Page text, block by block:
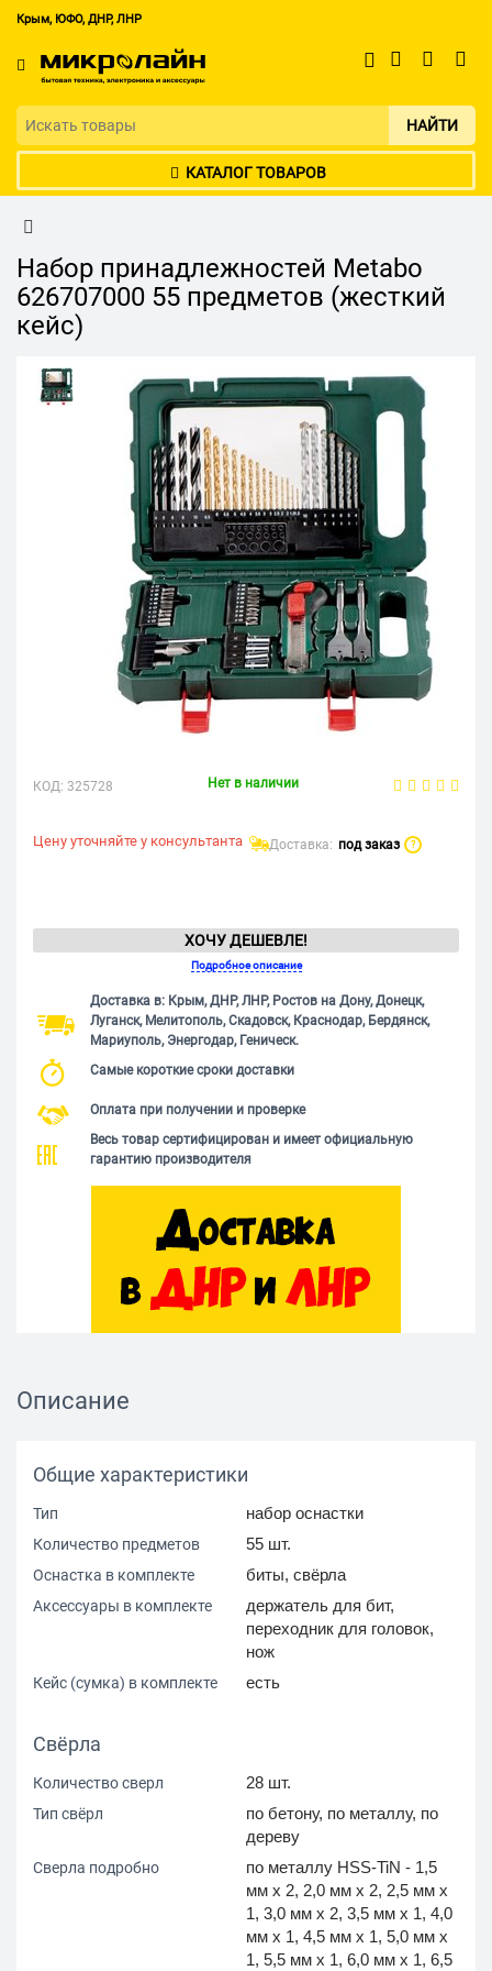
Крым, ЮФО, ДНР, ЛНР
НАЙТИ
КАТАЛОГ ТОВАРОВ
Набор принадлежностей Metabo
626707000 55 предметов (жесткий
кейс)
КОД: 325728 Нет в наличии
Цену уточняйте у консультанта Доставка: под заказ ?
ХОЧУ ДЕШЕВЛЕ!
Подробное описание
Доставка в: Крым, ДНР, ЛНР, Ростов на Дону, Донецк,
Луганск, Мелитополь, Скадовск, Краснодар, Бердянск,
Мариуполь, Энергодар, Геническ.
Самые короткие сроки доставки
Оплата при получении и проверке
Весь товар сертифицирован и имеет официальную
гарантию производителя
Описание
Общие характеристики
Тип набор оснастки
Количество предметов 55 шт.
Оснастка в комплекте биты, свёрла
Аксессуары в комплекте
держатель для бит,
переходник для головок,
нож
Кейс (сумка) в комплекте есть
Свёрла
Количество сверл 28 шт.
Тип свёрл
по бетону, по металлу, по
дереву
Сверла подробно
по металлу HSS-TiN - 1,5
мм x 2, 2,0 мм x 2, 2,5 мм x
1, 3,0 мм x 2, 3,5 мм x 1, 4,0
мм x 1, 4,5 мм x 1, 5,0 мм x
1, 5,5 мм x 1, 6,0 мм x 1, 6,5